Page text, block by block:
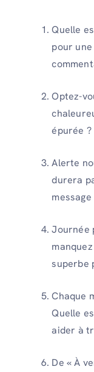
Quelle
pour
Optez-
épurée
Alerte
durera
Journée
superbe
Chaque
Quelle
aider à
De « À